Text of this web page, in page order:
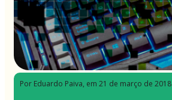
Por Eduardo Paiva, em 21 de março de 2018